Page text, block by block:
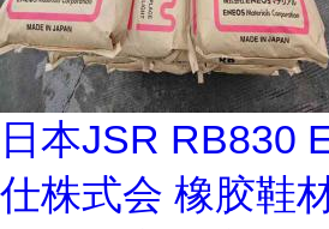
日本JSR RB830
仕株式会 橡胶鞋